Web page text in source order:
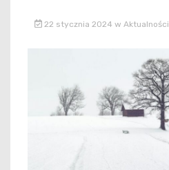
22 stycznia 2024 w Aktualności